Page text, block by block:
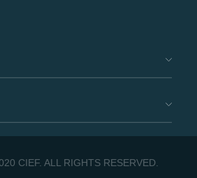
CIEF. ALL RIGHTS RESERVED.